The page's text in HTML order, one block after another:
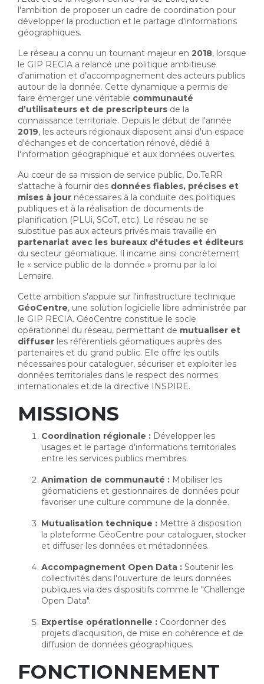
l'ambition de proposer un cadre de coordination pour
développer la production et le partage d'informations
géographiques.
Le réseau a connu un tournant majeur en 2018, lorsque
le GIP RECIA a relancé une politique ambitieuse
d’animation et d’accompagnement des acteurs publics
autour de la donnée. Cette dynamique a permis de
faire émerger une véritable communauté
d’utilisateurs et de prescripteurs de la
connaissance territoriale. Depuis le début de l'année
2019, les acteurs régionaux disposent ainsi d'un espace
d'échanges et de concertation rénové, dédié à
l'information géographique et aux données ouvertes.
Au cœur de sa mission de service public, Do.TeRR
s'attache à fournir des données fiables, précises et
mises à jour nécessaires à la conduite des politiques
publiques et à la réalisation de documents de
planification (PLUi, SCoT, etc.). Le réseau ne se
substitue pas aux acteurs privés mais travaille en
partenariat avec les bureaux d'études et éditeurs
du secteur géomatique. Il incarne ainsi concrètement
le « service public de la donnée » promu par la loi
Lemaire.
Cette ambition s'appuie sur l'infrastructure technique
GéoCentre, une solution logicielle libre administrée par
le GIP RECIA. GéoCentre constitue le socle
opérationnel du réseau, permettant de mutualiser et
diffuser les référentiels géomatiques auprès des
partenaires et du grand public. Elle offre les outils
nécessaires pour cataloguer, sécuriser et exploiter les
données territoriales dans le respect des normes
internationales et de la directive INSPIRE.
MISSIONS
Coordination régionale : Développer les
usages et le partage d'informations territoriales
entre les services publics membres.
Animation de communauté : Mobiliser les
géomaticiens et gestionnaires de données pour
favoriser une culture commune de la donnée.
Mutualisation technique : Mettre à disposition
la plateforme GéoCentre pour cataloguer, stocker
et diffuser les données et métadonnées.
Accompagnement Open Data : Soutenir les
collectivités dans l'ouverture de leurs données
publiques via des dispositifs comme le "Challenge
Open Data".
Expertise opérationnelle : Coordonner des
projets d'acquisition, de mise en cohérence et de
diffusion de données géographiques.
FONCTIONNEMENT